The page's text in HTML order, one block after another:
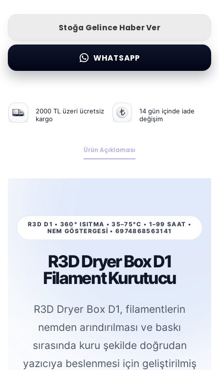
Stoğa Gelince Haber Ver
WHATSAPP
2000 TL üzeri ücretsiz
kargo
14 gün içinde iade
değişim
Ürün Açıklaması
R3D D1 • 360° ISITMA • 35–75°C • 1–99 SAAT •
NEM GÖSTERGESİ • 6974868563141
R3D Dryer Box D1
Filament Kurutucu
R3D Dryer Box D1, filamentlerin
nemden arındırılması ve baskı
sırasında kuru şekilde doğrudan
yazıcıya beslenmesi için geliştirilmiş